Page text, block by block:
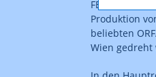
Produktion
beliebten
Wien gedreht